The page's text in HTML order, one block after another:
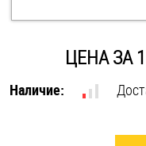
Крюки, кольца с
Оснастка и
ЦЕНА ЗА
Наличие: